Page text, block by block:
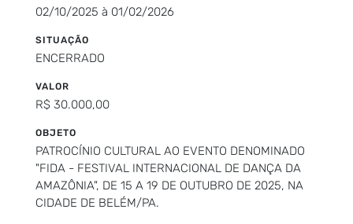
02/10/2025 à 01/02/2026
SITUAÇÃO
ENCERRADO
VALOR
R$ 30.000,00
OBJETO
PATROCÍNIO CULTURAL AO EVENTO DENOMINADO
"FIDA - FESTIVAL INTERNACIONAL DE DANÇA DA
AMAZÔNIA", DE 15 A 19 DE OUTUBRO DE 2025, NA
CIDADE DE BELÉM/PA.